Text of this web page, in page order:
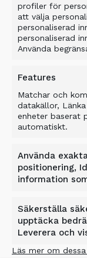
profiler för
att välja
personaliserad
personaliserad
Använda
Features
Matchar och
datakällor,
enheter baserat
automatiskt.
Använda
positionering,
information
Säkerställa
upptäcka
Leverera och
Läs mer om
– Vanliga
eller 0-20, det
här skopan
TS08 finns i
20 ton.
– Den
Magnus
Allu visade
– Det är bara
serienumret
Magnus
Det som
sensor på